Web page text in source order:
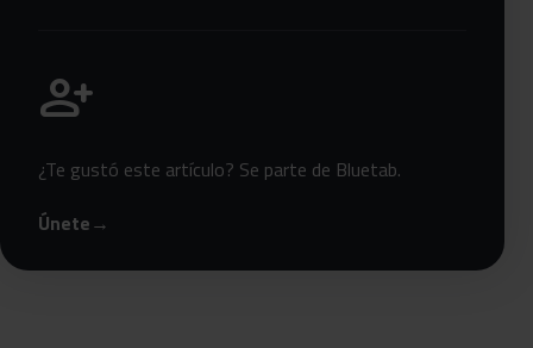
person_add
Únete a Bluetab
¿Te gustó este artículo? Se parte de Bluetab.
Únete→